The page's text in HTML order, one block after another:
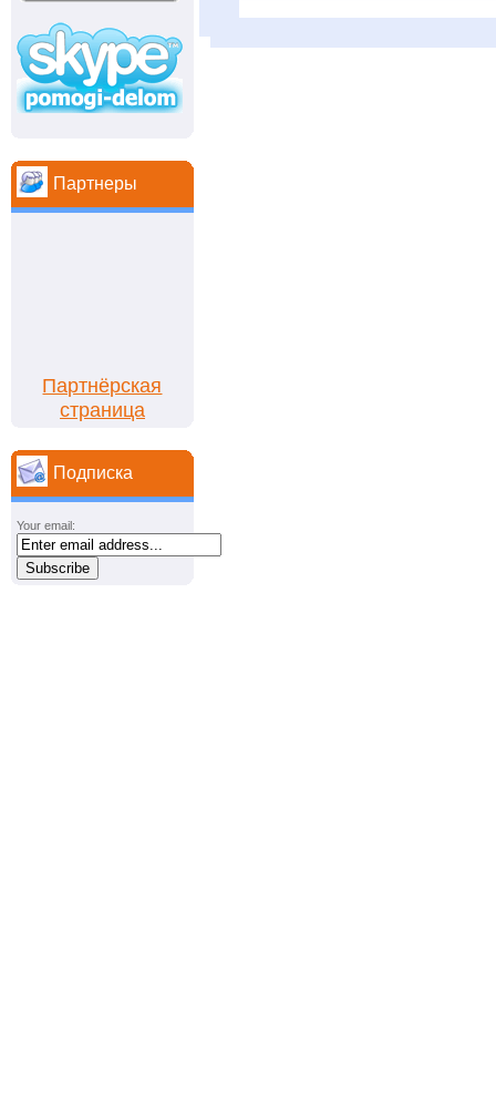
Партнеры
Партнёрская
страница
Подписка
Your email: